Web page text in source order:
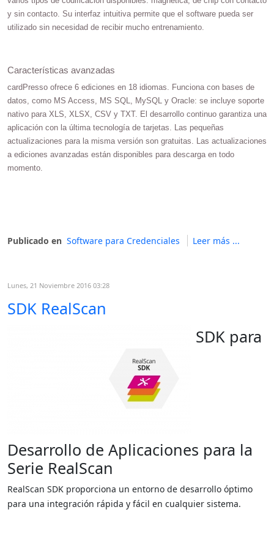
y sin contacto. Su interfaz intuitiva permite que el software pueda ser
utilizado sin necesidad de recibir mucho entrenamiento.
Características avanzadas
cardPresso ofrece 6 ediciones en 18 idiomas. Funciona con bases de
datos, como MS Access, MS SQL, MySQL y Oracle: se incluye soporte
nativo para XLS, XLSX, CSV y TXT. El desarrollo continuo garantiza una
aplicación con la última tecnología de tarjetas. Las pequeñas
actualizaciones para la misma versión son gratuitas. Las actualizaciones
a ediciones avanzadas están disponibles para descarga en todo
momento.
Publicado en Software para Credenciales Leer más ...
Lunes, 21 Noviembre 2016 03:28
SDK RealScan
SDK para
Desarrollo de Aplicaciones para la
Serie RealScan
RealScan SDK proporciona un entorno de desarrollo óptimo
para una integración rápida y fácil en cualquier sistema.